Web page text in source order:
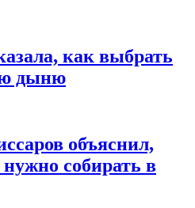
как выбрать
дыню
объяснил,
собирать в